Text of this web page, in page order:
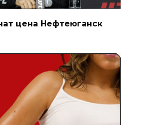
цена Нефтеюганск